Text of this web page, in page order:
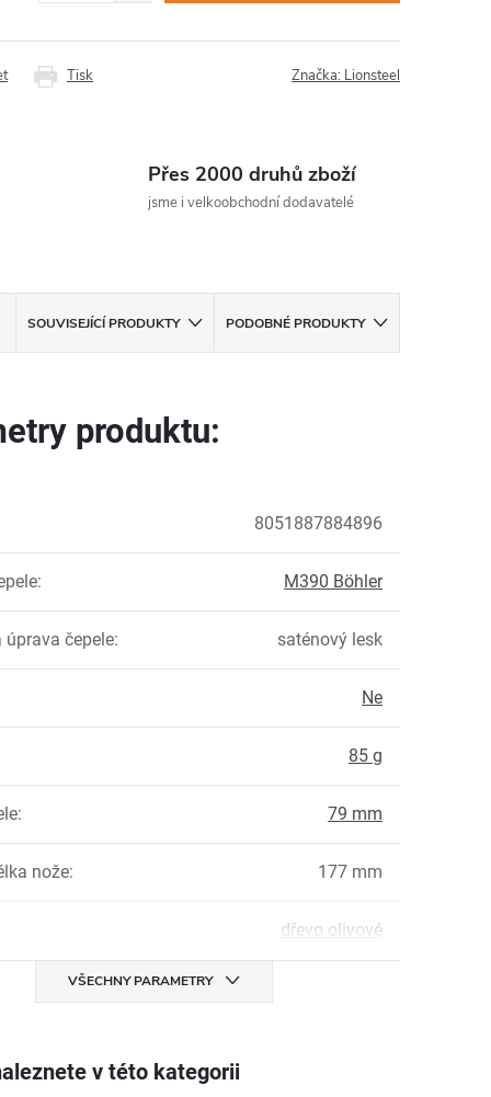
Tisk Značka: Lionsteel
Přes 2000 druhů zboží
jsme i velkoobchodní dodavatelé
SOUVISEJÍCÍ PRODUKTY PODOBNÉ PRODUKTY
produktu:
8051887884896
: M390 Böhler
úprava čepele: saténový lesk
Ne
85 g
: 79 mm
nože: 177 mm
dřevo olivové
VŠECHNY PARAMETRY
v této kategorii